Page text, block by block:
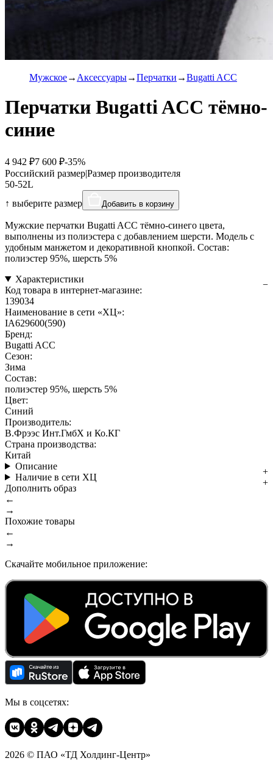
Мужское Аксессуары Перчатки Bugatti ACC
Перчатки Bugatti ACC тёмно-
синие
4 942 ₽7 600 ₽-35%
Российский размер|Размер производителя
50-52L
↑ выберите размер
Добавить в корзину
Мужские перчатки Bugatti ACC тёмно-синего цвета,
выполнены из полиэстера с добавлением шерсти. Модель с
удобным манжетом и декоративной кнопкой. Состав:
полиэстер 95%, шерсть 5%
Характеристики
Код товара в интернет-магазине:
139034
Наименование в сети «ХЦ»:
IA629600(590)
Бренд:
Bugatti ACC
Сезон:
Зима
Состав:
полиэстер 95%, шерсть 5%
Цвет:
Синий
Производитель:
В.Фрээс Инт.ГмбХ и Ко.КГ
Страна производства:
Китай
Описание
Наличие в сети ХЦ
Дополнить образ
←
→
Похожие товары
←
→
Скачайте мобильное приложение:
Мы в соцсетях:
2026 © ПАО «ТД Холдинг-Центр»